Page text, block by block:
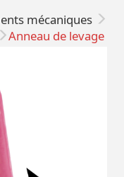
mécaniques
Anneau de levage